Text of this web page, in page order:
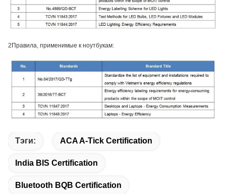
2Правила, применимые к ноутбукам:
Тэги: ACA A-Tick Certification
India BIS Certification
Bluetooth BQB Certification